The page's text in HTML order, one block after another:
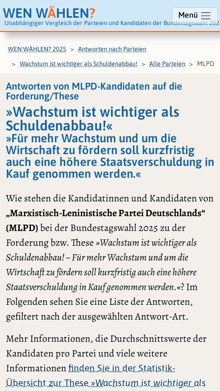
WEN WÄHLEN?
Unabhängiger Vergleich der Parteien und Kandidaten der Bundestagswahl
Menü
WEN WÄHLEN? 2025 Antworten nach Parteien
Wachstum ist wichtiger als Schuldenabbau! Alle Parteien MLPD
Antworten von MLPD-Kandidaten auf die
Forderung/These
»Wachstum ist wichtiger als
Schuldenabbau!«
»Für mehr Wachstum und um die
Wirtschaft zu fördern soll kurzfristig
auch eine höhere Staatsverschuldung in
Kauf genommen werden.«
Wie stehen die Kandidatinnen und Kandidaten von
„Marxistisch-Leninistische Partei Deutschlands“
(MLPD)bei der Bundestagswahl 2025 zu der
Forderung bzw. These»Wachstum ist wichtiger als
Schuldenabbau! – Für mehr Wachstum und um die
Wirtschaft zu fördern soll kurzfristig auch eine höhere
Staatsverschuldung in Kauf genommen werden.«? Im
Folgenden sehen Sie eine Liste der Antworten,
gefiltert nach der ausgewählten Antwort-Art.
Mehr Informationen, die Durchschnittswerte der
Kandidaten pro Partei und viele weitere
Informationenfinden Sie in der Statistik-
Übersicht zur These »Wachstum ist wichtiger als